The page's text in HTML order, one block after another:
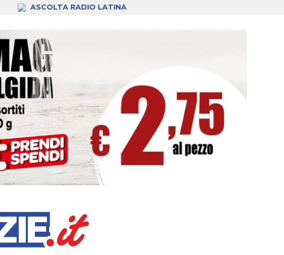
ASCOLTA RADIO LATINA